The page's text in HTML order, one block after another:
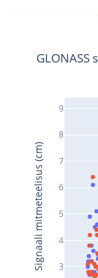
3
4
5
6
7
8
9
Signaali mitmeteelisus (cm)